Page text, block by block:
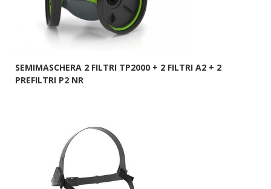
SEMIMASCHERA 2 FILTRI TP2000 + 2 FILTRI A2 + 2
PREFILTRI P2 NR